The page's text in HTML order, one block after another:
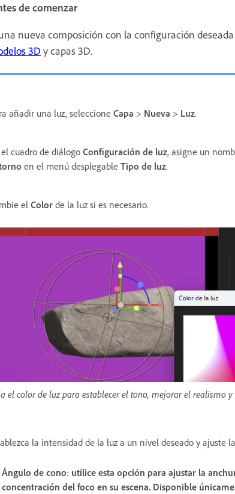
de comenzar
nueva composición con la configuración
3D y capas 3D.
añadir una luz, seleccione Capa > Nueva > Luz.
el cuadro de diálogo Configuración de luz, asigne un
en el menú desplegable Tipo de luz.
el Color de la luz si es necesario.
el color de luz para establecer el tono, mejorar el realismo
la intensidad de la luz a un nivel deseado y ajuste
Ángulo de cono: utilice esta opción para ajustar la
concentración del foco en su escena. Disponible